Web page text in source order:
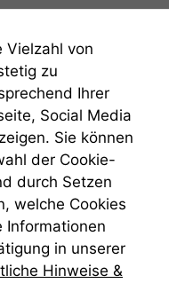
Vielzahl von
zu
Ihrer
Social Media
Sie können
der Cookie-
durch Setzen
welche Cookies
Informationen
in unserer
Hinweise &
auf
Website
optional.
Wenn Sie
Option
die
nicht
100%